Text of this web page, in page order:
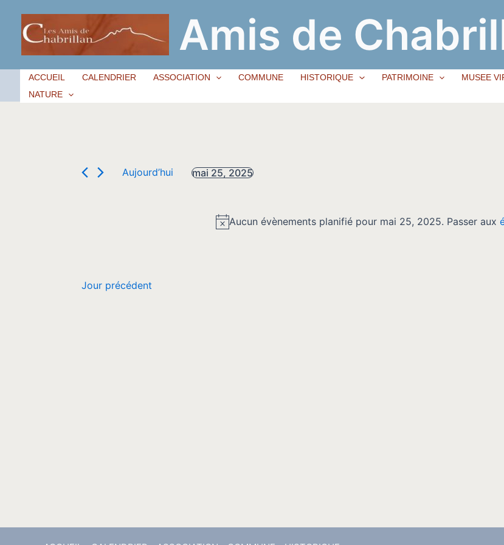
contenu
Amis de
ACCUEIL CALENDRIER ASSOCIATION COMMUNE HISTORIQUE PATRIMOINE MUSEE
NATURE
Aucun évènements planifié pour mai 25, 2025. Passer aux
Aujourd’hui
mai 25, 2025
Jour précédent